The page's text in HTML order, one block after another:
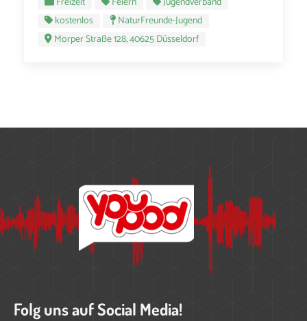
kostenlos
NaturFreunde-Jugend
Morper Straße 128, 40625 Düsseldorf
Folg uns auf Social Media!